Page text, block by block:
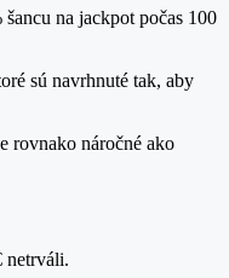
na jackpot počas 100
sú navrhnuté tak, aby
rovnako náročné ako
netrváli.